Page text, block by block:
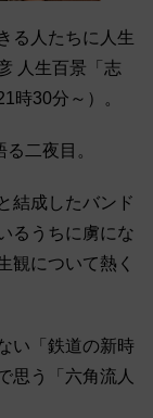
る人たちに人生
人生百景「志
時30分～）。
二夜目。
結成したバンド
るうちに虜にな
観について熱く
い「鉄道の新時
思う「六角流人